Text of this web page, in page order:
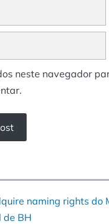
neste navegador
naming rights do
de BH